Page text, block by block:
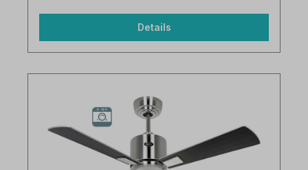
Details